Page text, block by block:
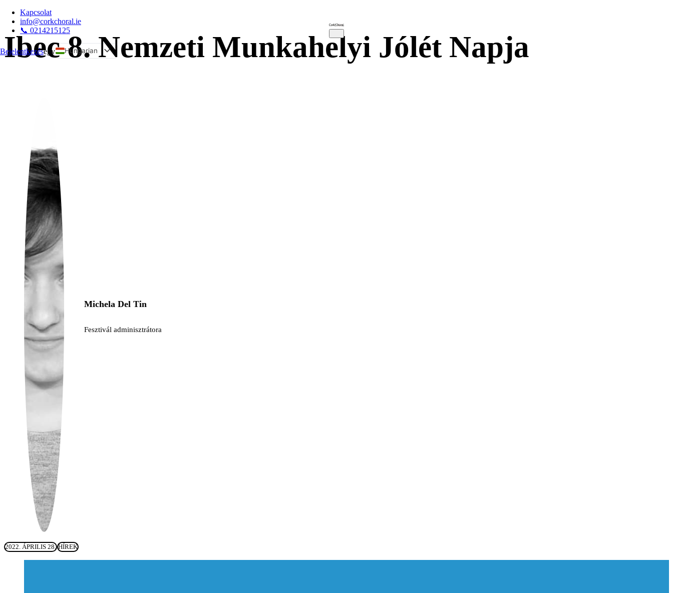
Kapcsolat
info@corkchoral.ie
📞 0214215125
Bejelentkezésegy
Hungarian
Ibec 8. Nemzeti Munkahelyi Jólét Napja
Michela Del Tin
Fesztivál adminisztrátora
2022. ÁPRILIS 28. HÍREK